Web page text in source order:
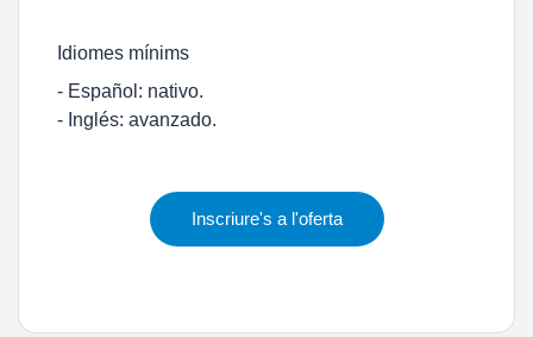
Idiomes mínims
- Español: nativo.
- Inglés: avanzado.
Inscriure's a l'oferta